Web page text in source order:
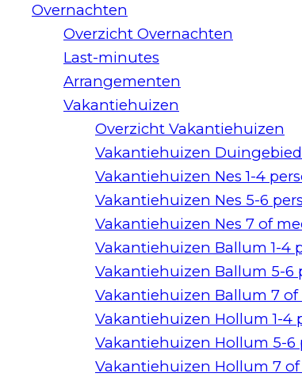
Overnachten
Overzicht Overnachten
Last-minutes
Arrangementen
Vakantiehuizen
Overzicht Vakantiehuizen
Vakantiehuizen
Vakantiehuizen Nes 1-4
Vakantiehuizen Nes 5-6
Vakantiehuizen Nes 7 of
Vakantiehuizen Ballum 1-4
Vakantiehuizen Ballum 5-6
Vakantiehuizen Ballum 7 of
Vakantiehuizen Hollum 1-4
Vakantiehuizen Hollum 5-6
Vakantiehuizen Hollum 7